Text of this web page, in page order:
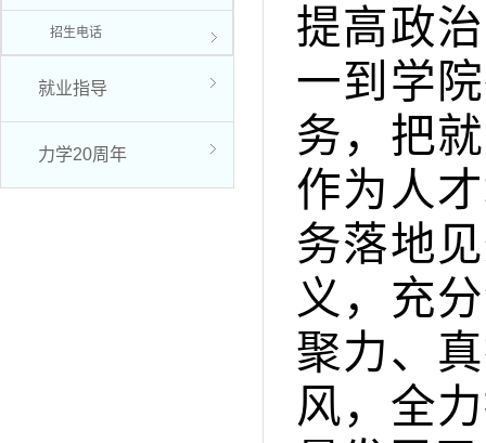
招生电话
就业指导
力学20周年
提高政
一到学
务，把
作为人
务落地
义，充
聚力、
风，全